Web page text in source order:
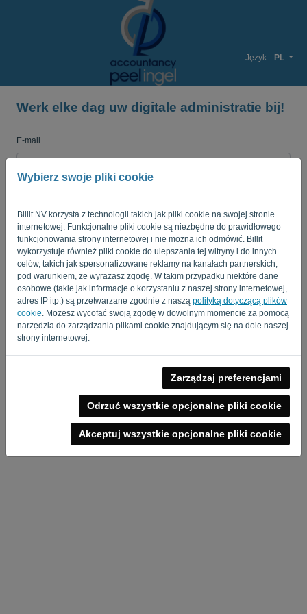
Wybierz swoje pliki cookie
Billit NV korzysta z technologii takich jak pliki cookie na swojej stronie
internetowej. Funkcjonalne pliki cookie są niezbędne do prawidłowego
funkcjonowania strony internetowej i nie można ich odmówić. Billit
wykorzystuje również pliki cookie do ulepszania tej witryny i do innych
celów, takich jak spersonalizowane reklamy na kanałach partnerskich,
pod warunkiem, że wyrażasz zgodę. W takim przypadku niektóre dane
osobowe (takie jak informacje o korzystaniu z naszej strony internetowej,
adres IP itp.) są przetwarzane zgodnie z naszą polityką dotyczącą plików
cookie . Możesz wycofać swoją zgodę w dowolnym momencie za pomocą
narzędzia do zarządzania plikami cookie znajdującym się na dole naszej
strony internetowej.
Zarządzaj preferencjami
Odrzuć wszystkie opcjonalne pliki cookie
Akceptuj wszystkie opcjonalne pliki cookie
Język: PL
Werk elke dag uw digitale administratie bij!
E-mail
Przypomnij mi Zapomniane hasło?
ZALOGUJ SIĘ